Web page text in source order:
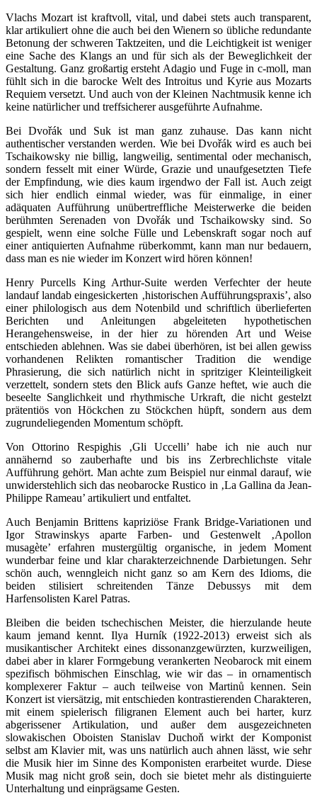
Vlachs Mozart ist kraftvoll, vital, und dabei stets auch transparent,
klar artikuliert ohne die auch bei den Wienern so übliche redundante
Betonung der schweren Taktzeiten, und die Leichtigkeit ist weniger
eine Sache des Klangs an und für sich als der Beweglichkeit der
Gestaltung. Ganz großartig ersteht Adagio und Fuge in c-moll, man
fühlt sich in die barocke Welt des Introitus und Kyrie aus Mozarts
Requiem versetzt. Und auch von der Kleinen Nachtmusik kenne ich
keine natürlicher und treffsicherer ausgeführte Aufnahme.
Bei Dvořák und Suk ist man ganz zuhause. Das kann nicht
authentischer verstanden werden. Wie bei Dvořák wird es auch bei
Tschaikowsky nie billig, langweilig, sentimental oder mechanisch,
sondern fesselt mit einer Würde, Grazie und unaufgesetzten Tiefe
der Empfindung, wie dies kaum irgendwo der Fall ist. Auch zeigt
sich hier endlich einmal wieder, was für einmalige, in einer
adäquaten Aufführung unübertreffliche Meisterwerke die beiden
berühmten Serenaden von Dvořák und Tschaikowsky sind. So
gespielt, wenn eine solche Fülle und Lebenskraft sogar noch auf
einer antiquierten Aufnahme rüberkommt, kann man nur bedauern,
dass man es nie wieder im Konzert wird hören können!
Henry Purcells King Arthur-Suite werden Verfechter der heute
landauf landab eingesickerten ‚historischen Aufführungspraxis’, also
einer philologisch aus dem Notenbild und schriftlich überlieferten
Berichten und Anleitungen abgeleiteten hypothetischen
Herangehensweise, in der hier zu hörenden Art und Weise
entschieden ablehnen. Was sie dabei überhören, ist bei allen gewiss
vorhandenen Relikten romantischer Tradition die wendige
Phrasierung, die sich natürlich nicht in spritziger Kleinteiligkeit
verzettelt, sondern stets den Blick aufs Ganze heftet, wie auch die
beseelte Sanglichkeit und rhythmische Urkraft, die nicht gestelzt
prätentiös von Höckchen zu Stöckchen hüpft, sondern aus dem
zugrundeliegenden Momentum schöpft.
Von Ottorino Respighis ‚Gli Uccelli’ habe ich nie auch nur
annähernd so zauberhafte und bis ins Zerbrechlichste vitale
Aufführung gehört. Man achte zum Beispiel nur einmal darauf, wie
unwiderstehlich sich das neobarocke Rustico in ‚La Gallina da Jean-
Philippe Rameau’ artikuliert und entfaltet.
Auch Benjamin Brittens kapriziöse Frank Bridge-Variationen und
Igor Strawinskys aparte Farben- und Gestenwelt ‚Apollon
musagète’ erfahren mustergültig organische, in jedem Moment
wunderbar feine und klar charakterzeichnende Darbietungen. Sehr
schön auch, wenngleich nicht ganz so am Kern des Idioms, die
beiden stilisiert schreitenden Tänze Debussys mit dem
Harfensolisten Karel Patras.
Bleiben die beiden tschechischen Meister, die hierzulande heute
kaum jemand kennt. Ilya Hurník (1922-2013) erweist sich als
musikantischer Architekt eines dissonanzgewürzten, kurzweiligen,
dabei aber in klarer Formgebung verankerten Neobarock mit einem
spezifisch böhmischen Einschlag, wie wir das – in ornamentisch
komplexerer Faktur – auch teilweise von Martinů kennen. Sein
Konzert ist viersätzig, mit entschieden kontrastierenden Charakteren,
mit einem spielerisch filigranen Element auch bei harter, kurz
abgerissener Artikulation, und außer dem ausgezeichneten
slowakischen Oboisten Stanislav Duchoň wirkt der Komponist
selbst am Klavier mit, was uns natürlich auch ahnen lässt, wie sehr
die Musik hier im Sinne des Komponisten erarbeitet wurde. Diese
Musik mag nicht groß sein, doch sie bietet mehr als distinguierte
Unterhaltung und einprägsame Gesten.